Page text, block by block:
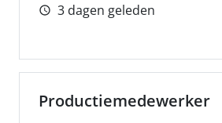
3 dagen geleden
Productiemedewerker